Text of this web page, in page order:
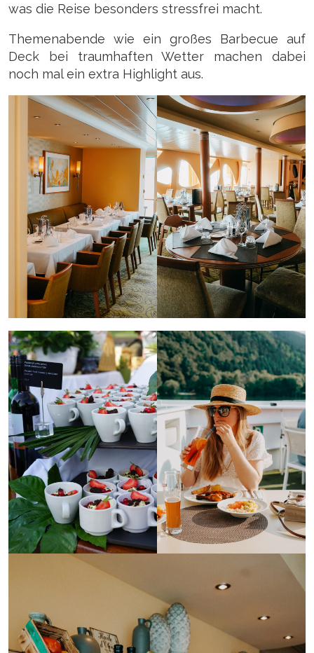
was die Reise besonders stressfrei macht.
Themenabende wie ein großes Barbecue auf
Deck bei traumhaften Wetter machen dabei
noch mal ein extra Highlight aus.